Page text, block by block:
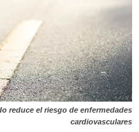
reduce el riesgo de enfermedades
cardiovasculares